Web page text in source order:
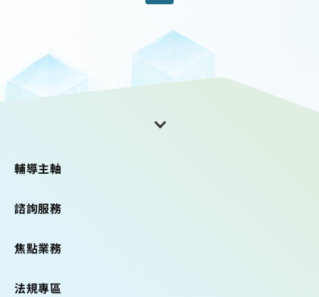
輔導主軸
諮詢服務
焦點業務
法規專區